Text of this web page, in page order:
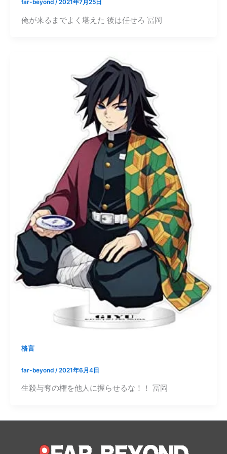
far-beyond / 2021年7月25日
俺が来るまでよく堪えた 後は任せろ 冨岡
格言
far-beyond /2021年6月4日
生殺与奪の権を他人に握らせるな！！ 冨岡